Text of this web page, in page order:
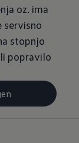
oz. ima
servisno
stopnjo
popravilo